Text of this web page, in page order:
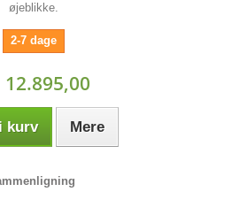
øjeblikke.
2-7 dage
kurv Mere